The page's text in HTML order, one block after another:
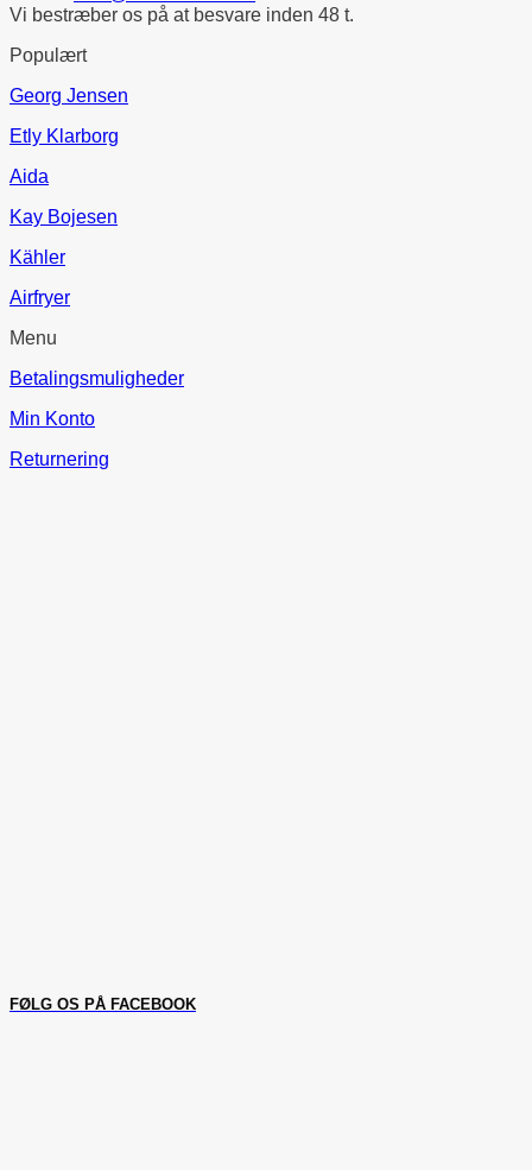
Vi bestræber os på at besvare inden 48 t.
Populært
Georg Jensen
Etly Klarborg
Aida
Kay Bojesen
Kähler
Airfryer
Menu
Betalingsmuligheder
Min Konto
Returnering
FØLG OS PÅ FACEBOOK